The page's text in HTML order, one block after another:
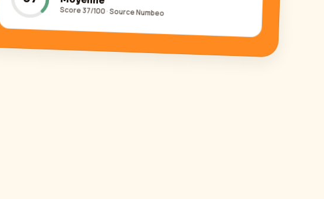
Score37/100 · Source Numbeo